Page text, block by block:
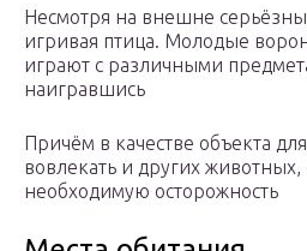
Несмотря на внешне
игривая птица. Молодые
играют с различными
наигравшись
Причём в качестве объекта
вовлекать и других
необходимую осторожность